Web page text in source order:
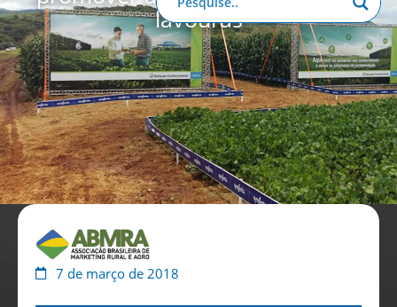
lavouras
7 de março de 2018